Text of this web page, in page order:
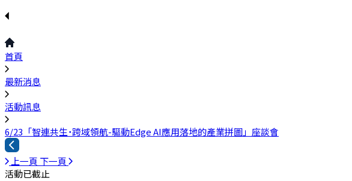
首頁
最新消息
活動訊息
6/23「智連共生˙跨域領航-驅動Edge AI應用落地的產業拼圖」座談會
上一頁 下一頁
活動已截止